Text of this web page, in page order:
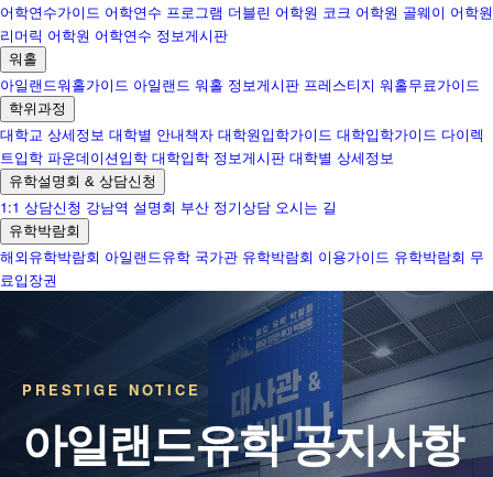
어학연수가이드 어학연수 프로그램 더블린 어학원 코크 어학원 골웨이 어학원
리머릭 어학원 어학연수 정보게시판
워홀
아일랜드워홀가이드 아일랜드 워홀 정보게시판 프레스티지 워홀무료가이드
학위과정
대학교 상세정보 대학별 안내책자 대학원입학가이드 대학입학가이드 다이렉
트입학 파운데이션입학 대학입학 정보게시판 대학별 상세정보
유학설명회 & 상담신청
1:1 상담신청 강남역 설명회 부산 정기상담 오시는 길
유학박람회
해외유학박람회 아일랜드유학 국가관 유학박람회 이용가이드 유학박람회 무
료입장권
PRESTIGE NOTICE
아일랜드유학 공지사항